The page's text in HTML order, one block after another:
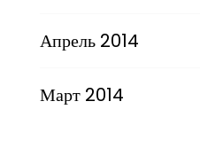
Апрель 2014
Март 2014